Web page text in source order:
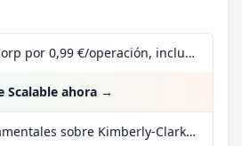
Kimberly-Clark Corp por 0,99 €/operación, incluido el Dividend Reinvestment Plan
Scalable ahora →
Más datos fundamentales sobre Kimberly-Clark Corp en Parqet